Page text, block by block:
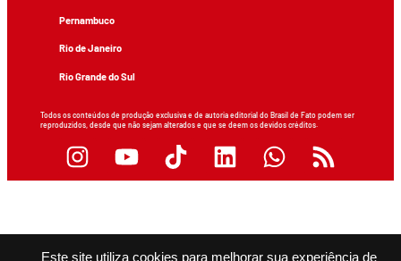
Este site utiliza cookies para melhorar sua experiência de
Pernambuco
Rio de Janeiro
Rio Grande do Sul
Todos os conteúdos de produção exclusiva e de autoria editorial do Brasil de Fato podem ser
reproduzidos, desde que não sejam alterados e que se deem os devidos créditos.